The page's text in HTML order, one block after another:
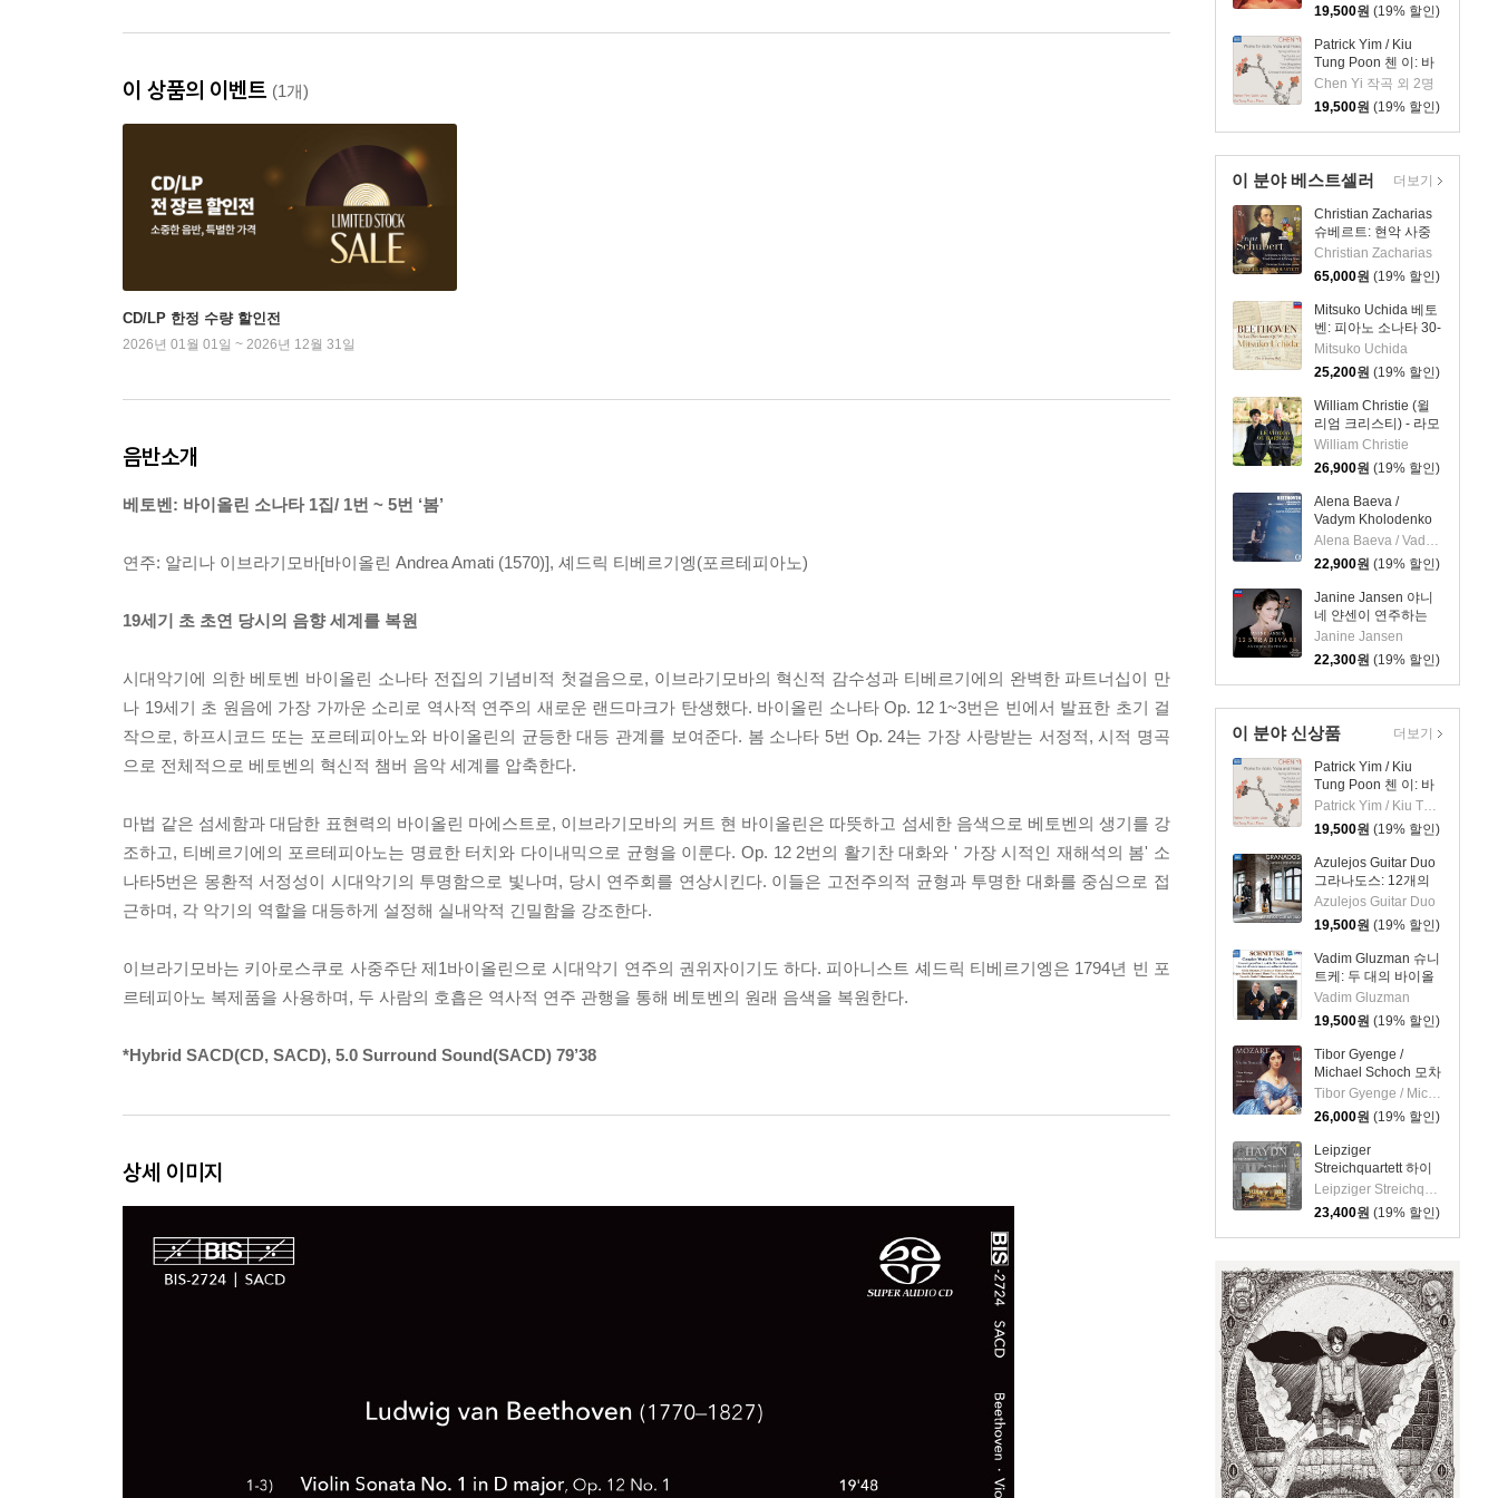
19,500원 (19% 할인)
Patrick Yim / Kiu
Tung Poon 첸 이: 바
이올린, 비올라, 피아
노 작품집 (Chen Yi:
Works For Violin,
Viola And Piano)
Chen Yi 작곡 외 2명
19,500원 (19% 할인)
이 분야 베스트셀러
Christian Zacharias
슈베르트: 현악 사중
주 전곡 외 (Schubert:
Complete String
Quartets, Trout
Quintet & String
Trios)
Christian Zacharias
65,000원 (19% 할인)
Mitsuko Uchida 베토
벤: 피아노 소나타 30-
32번 (Beethoven:
Piano Sonatas Opp
109 110 & 111)
Mitsuko Uchida
25,200원 (19% 할인)
William Christie (윌
리엄 크리스티) - 라모
의 바이올린 (Le
Violon De Rameau)
William Christie
26,900원 (19% 할인)
Alena Baeva /
Vadym Kholodenko
베토벤: 바이올린 소
나타 5번 '봄', 9번 '크
로이처', 3번
(Beethoven: Violin
Sonatas Nos. 5
"Spring", 9 'Kreutzer"
& 3)
Alena Baeva / Vadym Kholodenko
22,900원 (19% 할인)
Janine Jansen 야니
네 얀센이 연주하는
12개의 스트라디바리
(12 Stradivari)
Janine Jansen
22,300원 (19% 할인)
더보기
이 분야 신상품
Patrick Yim / Kiu
Tung Poon 첸 이: 바
이올린, 비올라, 피아
노 작품집 (Chen Yi:
Works For Violin,
Viola And Piano)
Patrick Yim / Kiu Tung Poon
19,500원 (19% 할인)
Azulejos Guitar Duo
그라나도스: 12개의
스페인 무곡, 스페인
카프리초 (두 대의 기
타를 위한 편곡)
(Granados: 12
Danzas Espanolas)
Azulejos Guitar Duo
19,500원 (19% 할인)
Vadim Gluzman 슈니
트케: 두 대의 바이올
린을 위한 작품집
(Schnittke: Complete
Works For Two
Violins)
Vadim Gluzman
19,500원 (19% 할인)
Tibor Gyenge /
Michael Schoch 모차
르트: 바이올린 소나
타집 (Mozart: Violin
Sonatas) [SACD
Hybrid]
Tibor Gyenge / Michael Schoch
26,000원 (19% 할인)
Leipziger
Streichquartett 하이
든: 현악 사중주 22집
(Haydn: String
Quartets Vol.22 -
Op.76 No.1, 5, 6)
Leipziger Streichquartett
23,400원 (19% 할인)
더보기
이 상품의 이벤트 (1개)
CD/LP 한정 수량 할인전
2026년 01월 01일 ~ 2026년 12월 31일
음반소개
베토벤: 바이올린 소나타 1집/ 1번 ~ 5번 ‘봄’
연주: 알리나 이브라기모바[바이올린 Andrea Amati (1570)], 셰드릭 티베르기엥(포르테피아노)
19세기 초 초연 당시의 음향 세계를 복원
시대악기에 의한 베토벤 바이올린 소나타 전집의 기념비적 첫걸음으로, 이브라기모바의 혁신적 감수성과 티베르기에의 완벽한 파트너십이 만
나 19세기 초 원음에 가장 가까운 소리로 역사적 연주의 새로운 랜드마크가 탄생했다. 바이올린 소나타 Op. 12 1~3번은 빈에서 발표한 초기 걸
작으로, 하프시코드 또는 포르테피아노와 바이올린의 균등한 대등 관계를 보여준다. 봄 소나타 5번 Op. 24는 가장 사랑받는 서정적, 시적 명곡
으로 전체적으로 베토벤의 혁신적 챔버 음악 세계를 압축한다.
마법 같은 섬세함과 대담한 표현력의 바이올린 마에스트로, 이브라기모바의 커트 현 바이올린은 따뜻하고 섬세한 음색으로 베토벤의 생기를 강
조하고, 티베르기에의 포르테피아노는 명료한 터치와 다이내믹으로 균형을 이룬다. Op. 12 2번의 활기찬 대화와 ' 가장 시적인 재해석의 봄' 소
나타5번은 몽환적 서정성이 시대악기의 투명함으로 빛나며, 당시 연주회를 연상시킨다. 이들은 고전주의적 균형과 투명한 대화를 중심으로 접
근하며, 각 악기의 역할을 대등하게 설정해 실내악적 긴밀함을 강조한다.
이브라기모바는 키아로스쿠로 사중주단 제1바이올린으로 시대악기 연주의 권위자이기도 하다. 피아니스트 셰드릭 티베르기엥은 1794년 빈 포
르테피아노 복제품을 사용하며, 두 사람의 호흡은 역사적 연주 관행을 통해 베토벤의 원래 음색을 복원한다.
*Hybrid SACD(CD, SACD), 5.0 Surround Sound(SACD) 79’38
상세 이미지